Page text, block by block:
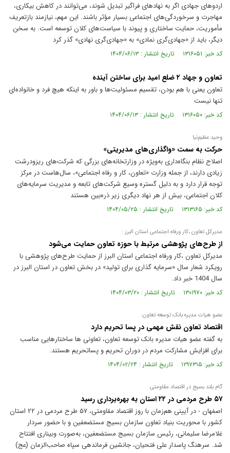
اردو‌های جهادی اگر به نهاد‌های فراگیر تبدیل شوند، می‌توانند در کاهش بیکاری،
مهاجرت و سرخوردگی‌های اجتماعی بسیار مؤثر باشند. این مهم، نیازمند بازتعریف
مأموریت، حمایت ساختاری و پیوند با سیاست‌های کلان توسعه است. به سخن
دیگر، باید از «جهادی‌گری نمادی» به «جهادی‌گری نهادی» گذر کرد
کد خبر: ۱۳۱۶۰۵۱ تاریخ انتشار : ۱۴۰۴/۰۶/۱۳
تعاون و جهاد ۲ ضلع امید برای ساختن آینده
تعاون یعنی با هم بودن، تقسیم مسئولیت‌ها و باور به اینکه هیچ فرد و خانواده‌ای
تنها نیست
کد خبر: ۱۳۱۶۰۵۰ تاریخ انتشار : ۱۴۰۴/۰۶/۱۳
وحید عظیم‌نیا
حرکت به سمت «واگذاری‌های مدیریتی»
اصلاح نظام بنگاه‌داری به‌ویژه در وزارتخانه‌های بزرگی که شرکت‌های ریزودرشت
زیادی دارند، از جمله وزارت «تعاون، کار و رفاه اجتماعی»، سال‌هاست در مرکز
توجه قرار دارد و به دلیل گستره وسیع شرکت‌های تابعه و مدیریت سرمایه‌های
کلان اجتماعی، بیش از هر نهاد دیگری زیر ذره‌بین هستند
کد خبر: ۱۳۱۳۱۶۵ تاریخ انتشار : ۱۴۰۴/۰۵/۲۵
مدیرکل تعاون ،کار ورفاه اجتماعی استان البرز :
از طرح‌های پژوهشی مرتبط با حوزه تعاون حمایت می‌شود
مدیرکل تعاون ،کار ورفاه اجتماعی استان البرز از حمایت طرح‌های پژوهشی با
رویکرد شعار سال «سرمایه گذاری برای تولید» در بخش تعاون در استان البرز در
سال 1404 خبر داد.
کد خبر: ۱۳۰۱۹۷۰ تاریخ انتشار : ۱۴۰۴/۰۳/۲۰
عضو هیات مدیره بانک توسعه تعاون:
اقتصاد تعاون نقش مهمی در پسا تحریم دارد
به گفته عضو هیات مدیره بانک توسعه تعاون، تعاونی ها ساختارهایی مناسب
برای افزایش مشارکت مردم در دوران تحریم و پساتحریم هستند.
کد خبر: ۱۲۹۷۳۱۵ تاریخ انتشار : ۱۴۰۴/۰۲/۲۴
گام بلند بسیج در اقتصاد مقاومتی
۵۷ طرح مردمی در ۲۲ استان به بهره‌برداری رسید
اصفهان - در آیینی هم‌زمان با روز اقتصاد مقاومتی، ۵۷ طرح مردمی در ۲۲ استان
کشور با محوریت بنیاد تعاون سازمان بسیج مستضعفین و با حضور سردار
غلامرضا سلیمانی، رئیس سازمان بسیج مستضعفین، به‌صورت وبیناری افتتاح
شد. سرهنگ پاسدار علی فتحیان، جانشین فرماندهی سپاه صاحب‌الزمان (عج)